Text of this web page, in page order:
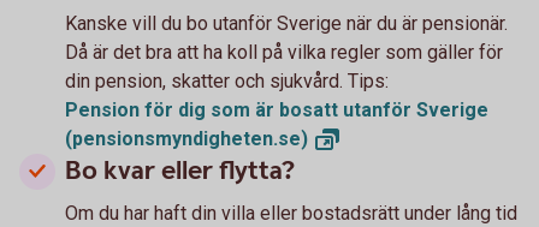
Kanske vill du bo utanför Sverige när du är pensionär.
Då är det bra att ha koll på vilka regler som gäller för
din pension, skatter och sjukvård. Tips:
Pension för dig som är bosatt utanför Sverige
(pensionsmyndigheten.se)
Bo kvar eller flytta?
Om du har haft din villa eller bostadsrätt under lång tid